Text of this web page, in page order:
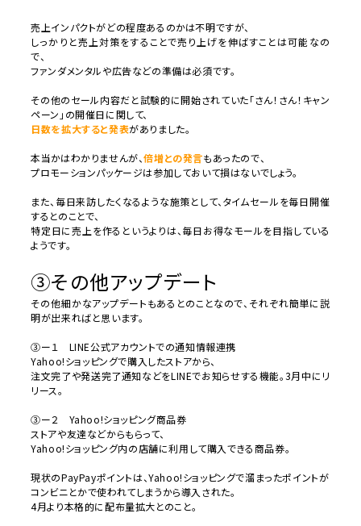
売上インパクトがどの程度あるのかは不明ですが、
しっかりと売上対策をすることで売り上げを伸ばすことは可能なの
で、
ファンダメンタルや広告などの準備は必須です。
その他のセール内容だと試験的に開始されていた「さん！さん！キャン
ペーン」の開催日に関して、
日数を拡大すると発表がありました。
本当かはわかりませんが、倍増との発言もあったので、
プロモーションパッケージは参加しておいて損はないでしょう。
また、毎日来訪したくなるような施策として、タイムセールを毎日開催
するとのことで、
特定日に売上を作るというよりは、毎日お得なモールを目指している
ようです。
③その他アップデート
その他細かなアップデートもあるとのことなので、それぞれ簡単に説
明が出来ればと思います。
③ー１ LINE公式アカウントでの通知情報連携
Yahoo!ショッピングで購入したストアから、
注文完了や発送完了通知などをLINEでお知らせする機能。3月中にリ
リース。
③ー２ Yahoo!ショッピング商品券
ストアや友達などからもらって、
Yahoo!ショッピング内の店舗に利用して購入できる商品券。
現状のPayPayポイントは、Yahoo!ショッピングで溜まったポイントが
コンビニとかで使われてしまうから導入された。
4月より本格的に配布量拡大とのこと。